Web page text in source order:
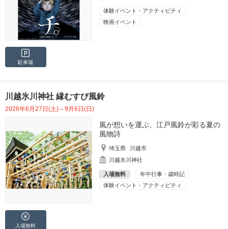
体験イベント・アクティビティ
映画イベント
駐車場
川越氷川神社 縁むすび風鈴
2026年6月27日(土)～9月6日(日)
風が想いを運ぶ、江戸風鈴が彩る夏の
風物詩
埼玉県
川越市
川越氷川神社
入場無料
年中行事・歳時記
体験イベント・アクティビティ
入場無料